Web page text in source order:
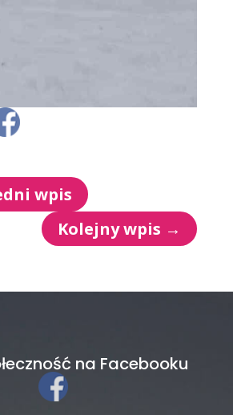
wpis
Kolejny wpis →
na Facebooku